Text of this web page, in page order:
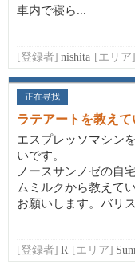
車内で寝ら...
[登録者] nishita [エリア]
正在寻找
ラテアートを教え
エスプレッソマシン
いです。
ノースサンノゼの自
ムミルクから教えて
お願いします。バリ
[登録者] R [エリア]